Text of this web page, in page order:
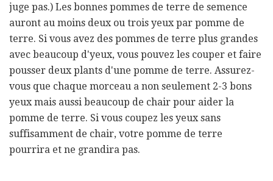
juge pas.) Les bonnes pommes de terre de semence
auront au moins deux ou trois yeux par pomme de
terre. Si vous avez des pommes de terre plus grandes
avec beaucoup d'yeux, vous pouvez les couper et faire
pousser deux plants d'une pomme de terre. Assurez-
vous que chaque morceau a non seulement 2-3 bons
yeux mais aussi beaucoup de chair pour aider la
pomme de terre. Si vous coupez les yeux sans
suffisamment de chair, votre pomme de terre
pourrira et ne grandira pas.